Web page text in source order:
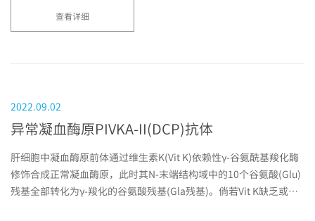
查看详细
2022.09.02
异常凝血酶原PIVKA-II(DCP)抗体
肝细胞中凝血酶原前体通过维生素K(Vit K)依赖性γ-谷氨酰基羧化酶
修饰合成正常凝血酶原，此时其N-末端结构域中的10个谷氨酸(Glu)
残基全部转化为γ-羧化的谷氨酸残基(Gla残基)。倘若Vit K缺乏或拮